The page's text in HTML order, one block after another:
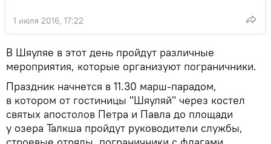
1 июля 2016, 17:22
В Шяуляе в этот день пройдут различные
мероприятия, которые организуют пограничники.
Праздник начнется в 11.30 марш-парадом,
в котором от гостиницы "Шяуляй" через костел
святых апостолов Петра и Павла до площади
у озера Талкша пройдут руководители службы,